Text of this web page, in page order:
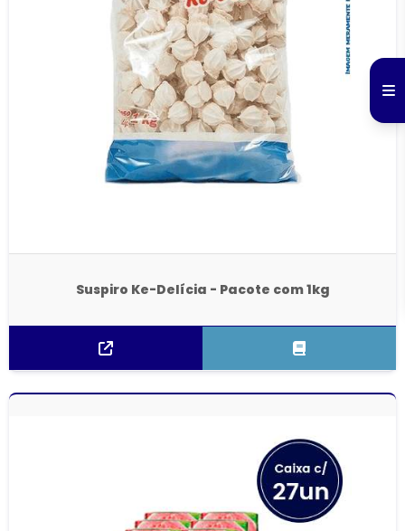
Suspiro Ke-Delícia - Pacote com 1kg